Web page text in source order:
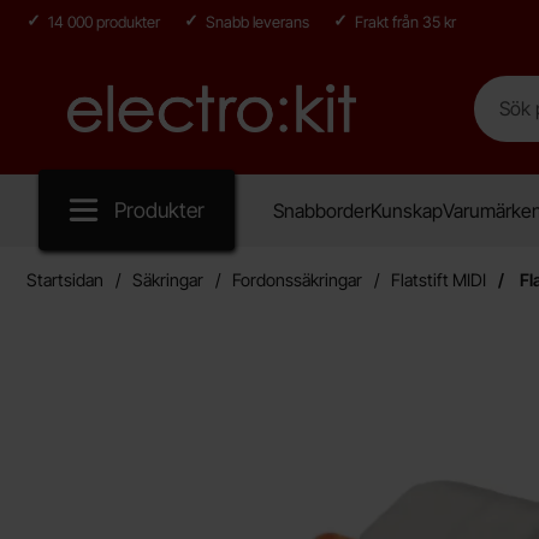
14 000 produkter Snabb leverans Frakt från 35 kr
Startsidan för Electro:kit
Sök
Sök på
Produkter SnabborderKunskap
Startsidan Säkringar Fordonssäkringar Flatstift MIDI